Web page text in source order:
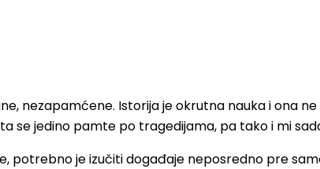
nezapamćene. Istorija je okrutna nauka i ona
se jedino pamte po tragedijama, pa tako i mi
potrebno je izučiti događaje neposredno pre